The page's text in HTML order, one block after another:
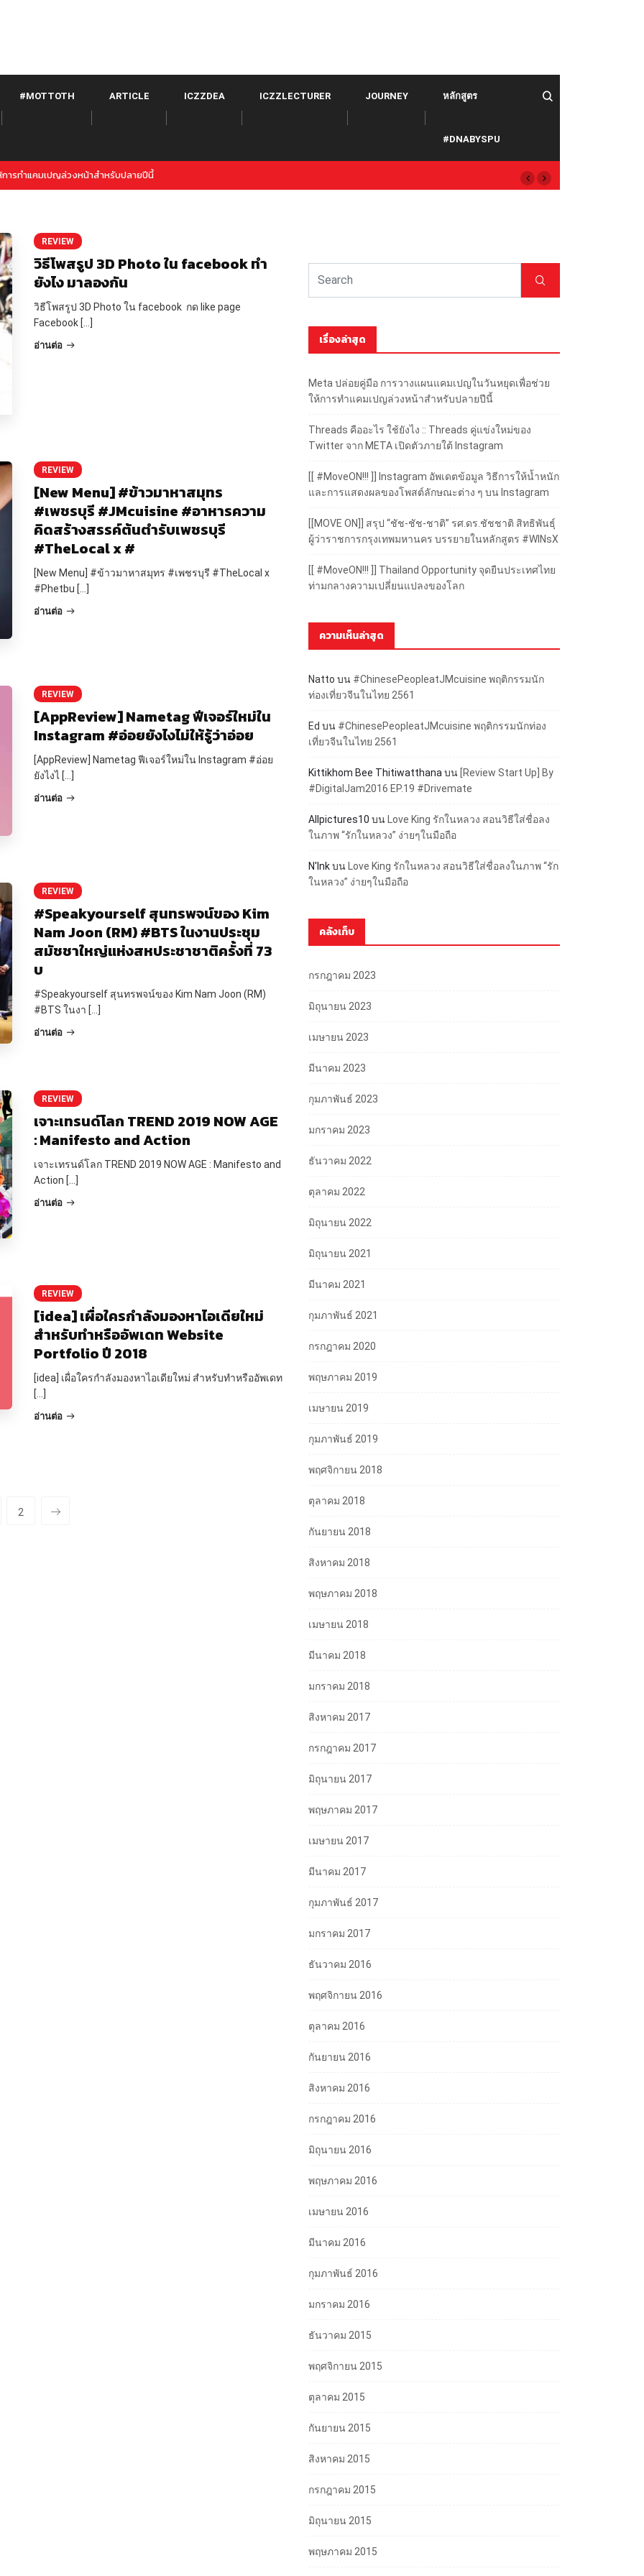
#MOTTOTH ARTICLE ICZZDEA ICZZLECTURER JOURNEY หลักสูตร
#DNABYSPU
จาก META เปิดตัวภายใต้ Instagram
REVIEW
วิธีโพสรูป 3D Photo ใน facebook ทำ
ยังไง มาลองกัน
วิธีโพสรูป 3D Photo ใน facebook กด like page
Facebook […]
อ่านต่อ
REVIEW
[New Menu] #ข้าวมาหาสมุทร
#เพชรบุรี #JMcuisine #อาหารความ
คิดสร้างสรรค์ต้นตำรับเพชรบุรี
#TheLocal x #
[New Menu] #ข้าวมาหาสมุทร #เพชรบุรี #TheLocal x
#Phetbu […]
อ่านต่อ
REVIEW
[AppReview] Nametag ฟีเจอร์ใหม่ใน
Instagram #อ่อยยังไงไม่ให้รู้ว่าอ่อย
[AppReview] Nametag ฟีเจอร์ใหม่ใน Instagram #อ่อย
ยังไงไ […]
อ่านต่อ
REVIEW
#Speakyourself สุนทรพจน์ของ Kim
Nam Joon (RM) #BTS ในงานประชุม
สมัชชาใหญ่แห่งสหประชาชาติครั้งที่ 73
บ
#Speakyourself สุนทรพจน์ของ Kim Nam Joon (RM)
#BTS ในงา […]
อ่านต่อ
REVIEW
เจาะเทรนด์โลก TREND 2019 NOW AGE
: Manifesto and Action
เจาะเทรนด์โลก TREND 2019 NOW AGE : Manifesto and
Action […]
อ่านต่อ
REVIEW
[idea] เผื่อใครกำลังมองหาไอเดียใหม่
สำหรับทำหรืออัพเดท Website
Portfolio ปี 2018
[idea] เผื่อใครกำลังมองหาไอเดียใหม่ สำหรับทำหรืออัพเดท
[…]
อ่านต่อ
2
เรื่องล่าสุด
Meta ปล่อยคู่มือ การวางแผนแคมเปญในวันหยุดเพื่อช่วย
ให้การทำแคมเปญล่วงหน้าสำหรับปลายปีนี้
Threads คืออะไร ใช้ยังไง :: Threads คู่แข่งใหม่ของ
Twitter จาก META เปิดตัวภายใต้ Instagram
[[ #MoveON!!! ]] Instagram อัพเดตข้อมูล วิธีการให้น้ำหนัก
และการแสดงผลของโพสต์ลักษณะต่าง ๆ บน Instagram
[[MOVE ON]] สรุป “ชัช-ชัช-ชาติ” รศ.ดร.ชัชชาติ สิทธิพันธุ์
ผู้ว่าราชการกรุงเทพมหานคร บรรยายในหลักสูตร #WINsX
[[ #MoveON!!! ]] Thailand Opportunity จุดยืนประเทศไทย
ท่ามกลางความเปลี่ยนแปลงของโลก
ความเห็นล่าสุด
Natto บน #ChinesePeopleatJMcuisine พฤติกรรมนัก
ท่องเที่ยวจีนในไทย 2561
Ed บน #ChinesePeopleatJMcuisine พฤติกรรมนักท่อง
เที่ยวจีนในไทย 2561
Kittikhom Bee Thitiwatthana บน [Review Start Up] By
#DigitalJam2016 EP.19 #Drivemate
Allpictures10 บนLove King รักในหลวง สอนวิธีใส่ชื่อลง
ในภาพ “รักในหลวง” ง่ายๆในมือถือ
N'InkบนLove King รักในหลวง สอนวิธีใส่ชื่อลงในภาพ “รัก
ในหลวง” ง่ายๆในมือถือ
คลังเก็บ
กรกฎาคม 2023
มิถุนายน 2023
เมษายน 2023
มีนาคม 2023
กุมภาพันธ์ 2023
มกราคม 2023
ธันวาคม 2022
ตุลาคม 2022
มิถุนายน 2022
มิถุนายน 2021
มีนาคม 2021
กุมภาพันธ์ 2021
กรกฎาคม 2020
พฤษภาคม 2019
เมษายน 2019
กุมภาพันธ์ 2019
พฤศจิกายน 2018
ตุลาคม 2018
กันยายน 2018
สิงหาคม 2018
พฤษภาคม 2018
เมษายน 2018
มีนาคม 2018
มกราคม 2018
สิงหาคม 2017
กรกฎาคม 2017
มิถุนายน 2017
พฤษภาคม 2017
เมษายน 2017
มีนาคม 2017
กุมภาพันธ์ 2017
มกราคม 2017
ธันวาคม 2016
พฤศจิกายน 2016
ตุลาคม 2016
กันยายน 2016
สิงหาคม 2016
กรกฎาคม 2016
มิถุนายน 2016
พฤษภาคม 2016
เมษายน 2016
มีนาคม 2016
กุมภาพันธ์ 2016
มกราคม 2016
ธันวาคม 2015
พฤศจิกายน 2015
ตุลาคม 2015
กันยายน 2015
สิงหาคม 2015
กรกฎาคม 2015
มิถุนายน 2015
พฤษภาคม 2015